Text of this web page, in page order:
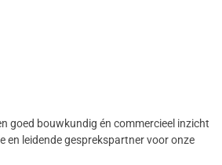
goed bouwkundig én commercieel inzicht
en leidende gesprekspartner voor onze